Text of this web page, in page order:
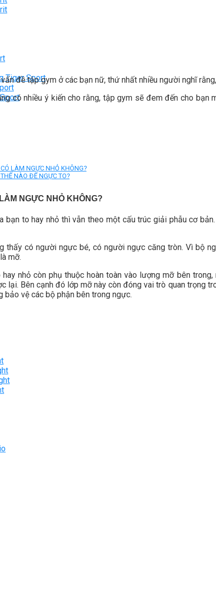
Tiger Sport
đề tập gym ở các bạn nữ, thứ nhất nhiều người nghĩ
có nhiều ý kiến cho rằng, tập gym sẽ đem đến cho bạn
LÀM NGỰC NHỎ KHÔNG?
NÀO ĐỂ NGỰC TO?
NGỰC NHỎ KHÔNG?
bạn to hay nhỏ thì vẫn theo một cấu trúc giải phẫu cơ
thấy có người ngực bé, có người ngực căng tròn. Vì bộ
mỡ.
nhỏ còn phụ thuộc hoàn toàn vào lượng mỡ bên
lại. Bên cạnh đó lớp mỡ này còn đóng vai trò quan trọng
bảo vệ các bộ phận bên trong ngực.